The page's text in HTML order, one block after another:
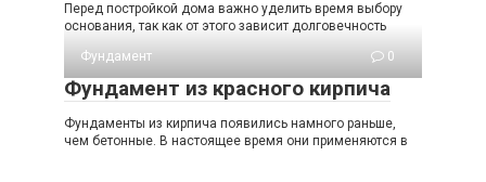
Перед постройкой дома важно уделить время выбору
основания, так как от этого зависит долговечность
Фундамент
0
Фундамент из красного кирпича
Фундаменты из кирпича появились намного раньше,
чем бетонные. В настоящее время они применяются в